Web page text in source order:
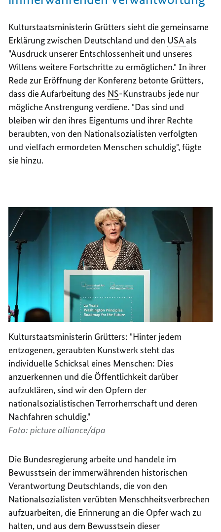
Kulturstaatsministerin Grütters sieht die gemeinsame
Erklärung zwischen Deutschland und den USAals
"Ausdruck unserer Entschlossenheit und unseres
Willens weitere Fortschritte zu ermöglichen." In ihrer
Rede zur Eröffnung der Konferenz betonte Grütters,
dass die Aufarbeitung des NS-Kunstraubs jede nur
mögliche Anstrengung verdiene. "Das sind und
bleiben wir den ihres Eigentums und ihrer Rechte
beraubten, von den Nationalsozialisten verfolgten
und vielfach ermordeten Menschen schuldig", fügte
sie hinzu.
Kulturstaatsministerin Grütters: "Hinter jedem
entzogenen, geraubten Kunstwerk steht das
individuelle Schicksal eines Menschen: Dies
anzuerkennen und die Öffentlichkeit darüber
aufzuklären, sind wir den Opfern der
nationalsozialistischen Terrorherrschaft und deren
Nachfahren schuldig."
Foto: picture alliance/dpa
Die Bundesregierung arbeite und handele im
Bewusstsein der immerwährenden historischen
Verantwortung Deutschlands, die von den
Nationalsozialisten verübten Menschheitsverbrechen
aufzuarbeiten, die Erinnerung an die Opfer wach zu
halten, und aus dem Bewusstsein dieser